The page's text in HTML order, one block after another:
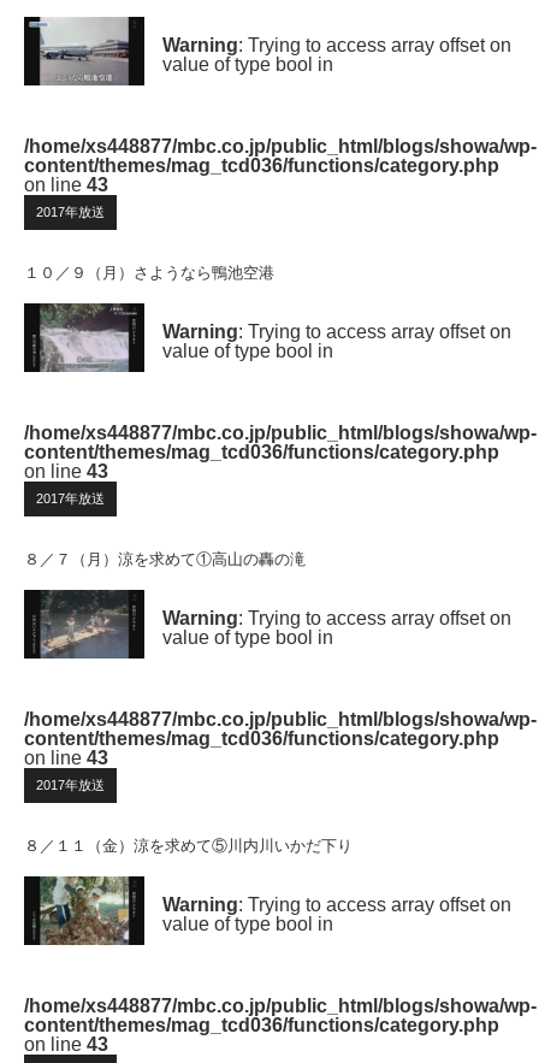
Warning: Trying to access array offset on
value of type bool in
/home/xs448877/mbc.co.jp/public_html/blogs/showa/wp-
content/themes/mag_tcd036/functions/category.php
on line 43
2017年放送
１０／９（月）さようなら鴨池空港
Warning: Trying to access array offset on
value of type bool in
/home/xs448877/mbc.co.jp/public_html/blogs/showa/wp-
content/themes/mag_tcd036/functions/category.php
on line 43
2017年放送
８／７（月）涼を求めて①高山の轟の滝
Warning: Trying to access array offset on
value of type bool in
/home/xs448877/mbc.co.jp/public_html/blogs/showa/wp-
content/themes/mag_tcd036/functions/category.php
on line 43
2017年放送
８／１１（金）涼を求めて⑤川内川いかだ下り
Warning: Trying to access array offset on
value of type bool in
/home/xs448877/mbc.co.jp/public_html/blogs/showa/wp-
content/themes/mag_tcd036/functions/category.php
on line 43